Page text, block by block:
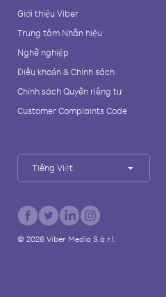
Giới thiệu Viber
Trung tâm Nhãn hiệu
Nghề nghiệp
Điều khoản & Chính sách
Chính sách Quyền riêng tư
Customer Complaints Code
Tiếng Việt
© 2026Viber Media S.à r.l.